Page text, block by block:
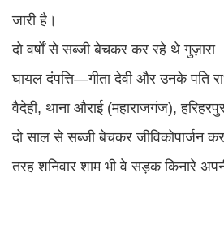
जारी है।
दो वर्षों से सब्जी बेचकर कर रहे थे गुज़ारा
घायल दंपत्ति—गीता देवी और उनके पति
वैदेही, थाना औराई (महाराजगंज),
दो साल से सब्जी बेचकर जीविकोपार्जन
तरह शनिवार शाम भी वे सड़क किनारे